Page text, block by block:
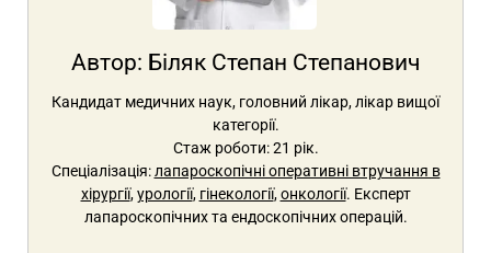
Автор: Біляк Степан Степанович
Кандидат медичних наук, головний лікар, лікар вищої
категорії.
Стаж роботи: 21 рік.
Спеціалізація:лапароскопічні оперативні втручання в
хірургії,урології, гінекології,онкології. Експерт
лапароскопічних та ендоскопічних операцій.